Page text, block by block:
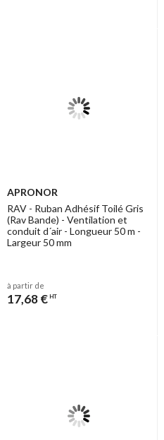
APRONOR
RAV - Ruban Adhésif Toilé Gris
(Rav Bande) - Ventilation et
conduit d´air - Longueur 50 m -
Largeur 50 mm
à partir de
17,68 € HT